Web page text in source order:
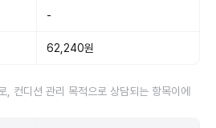
-
62,240원
, 컨디션 관리 목적으로 상담되는 항목이에